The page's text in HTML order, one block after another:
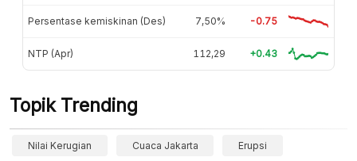
Persentase kemiskinan (Des) 7,50% -0.75
NTP (Apr) 112,29 +0.43
Topik Trending
Nilai Kerugian Cuaca Jakarta Erupsi